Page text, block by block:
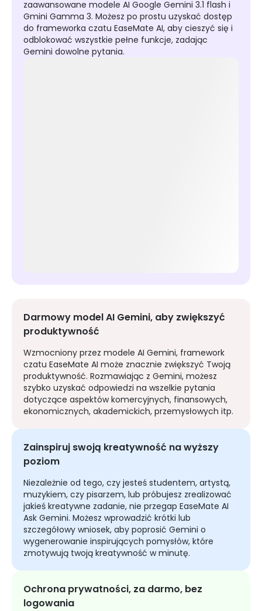
zaawansowane modele AI Google Gemini 3.1 flash i
Gmini Gamma 3. Możesz po prostu uzyskać dostęp
do frameworka czatu EaseMate AI, aby cieszyć się i
odblokować wszystkie pełne funkcje, zadając
Gemini dowolne pytania.
Darmowy model AI Gemini, aby zwiększyć
produktywność
Wzmocniony przez modele AI Gemini, framework
czatu EaseMate AI może znacznie zwiększyć Twoją
produktywność. Rozmawiając z Gemini, możesz
szybko uzyskać odpowiedzi na wszelkie pytania
dotyczące aspektów komercyjnych, finansowych,
ekonomicznych, akademickich, przemysłowych itp.
Zainspiruj swoją kreatywność na wyższy
poziom
Niezależnie od tego, czy jesteś studentem, artystą,
muzykiem, czy pisarzem, lub próbujesz zrealizować
jakieś kreatywne zadanie, nie przegap EaseMate AI
Ask Gemini. Możesz wprowadzić krótki lub
szczegółowy wniosek, aby poprosić Gemini o
wygenerowanie inspirujących pomysłów, które
zmotywują twoją kreatywność w minutę.
Ochrona prywatności, za darmo, bez
logowania